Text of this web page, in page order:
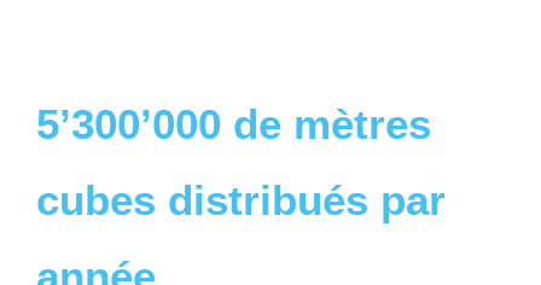
5’300’000 de mètres
cubes distribués par